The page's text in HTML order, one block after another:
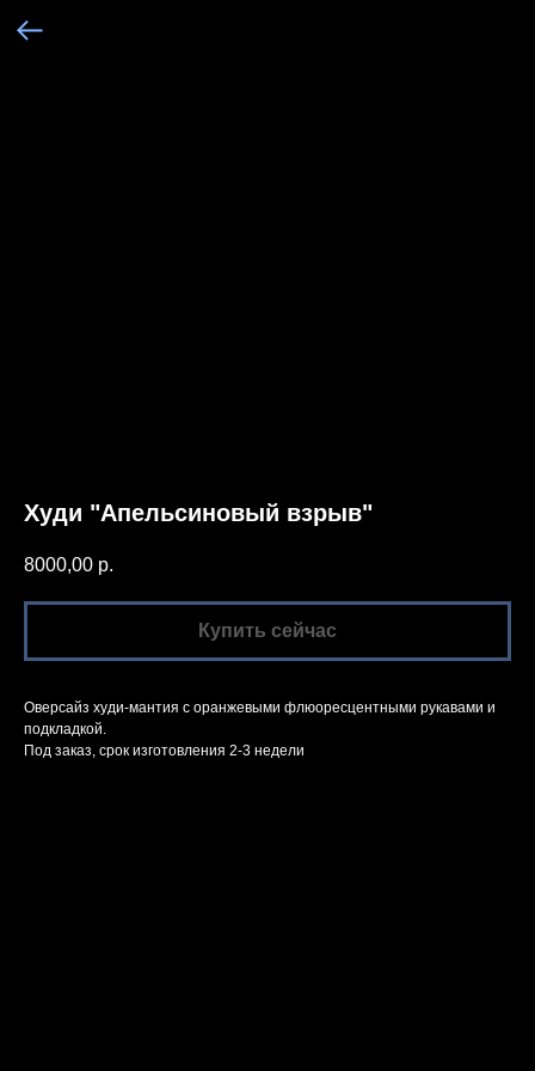
Худи "Апельсиновый взрыв"
8000,00 р.
Купить сейчас
Оверсайз худи-мантия с оранжевыми флюоресцентными рукавами и
подкладкой.
Под заказ, срок изготовления 2-3 недели